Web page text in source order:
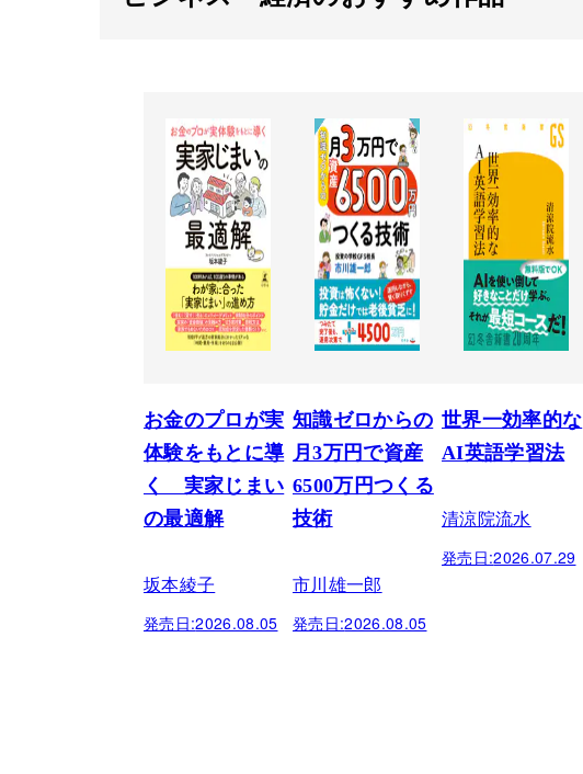
お金のプロが実
体験をもとに導
く 実家じまい
の最適解
坂本綾子
発売日:2026.08.05
知識ゼロからの
月3万円で資産
6500万円つくる
技術
市川雄一郎
発売日:2026.08.05
世界一効率的な
AI英語学習法
清涼院流水
発売日:2026.07.29